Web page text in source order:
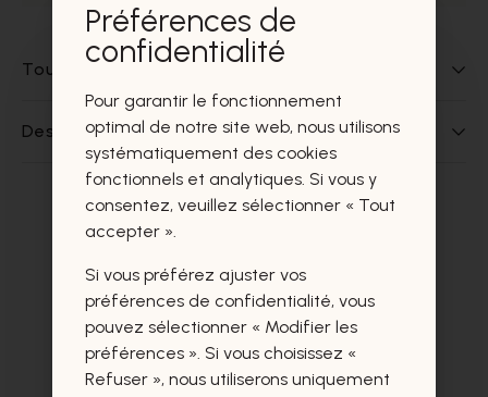
Tout sur ce produit
Des questions sur ce produit?
Ces produits vous intéresseront
certainement aussi.
Préférences de
confidentialité
Pour garantir le fonctionnement
optimal de notre site web, nous utilisons
systématiquement des cookies
fonctionnels et analytiques. Si vous y
consentez, veuillez sélectionner « Tout
accepter ».
Si vous préférez ajuster vos
préférences de confidentialité, vous
pouvez sélectionner « Modifier les
préférences ». Si vous choisissez «
Refuser », nous utiliserons uniquement